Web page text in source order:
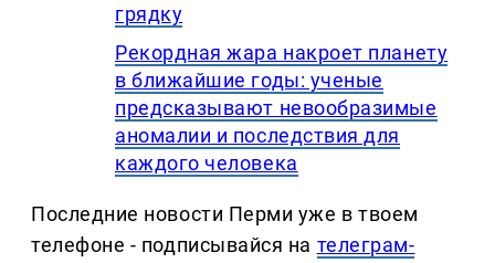
грядку
Рекордная жара накроет планету
в ближайшие годы: ученые
предсказывают невообразимые
аномалии и последствия для
каждого человека
Последние новости Перми уже в твоем
телефоне - подписывайся на телеграм-